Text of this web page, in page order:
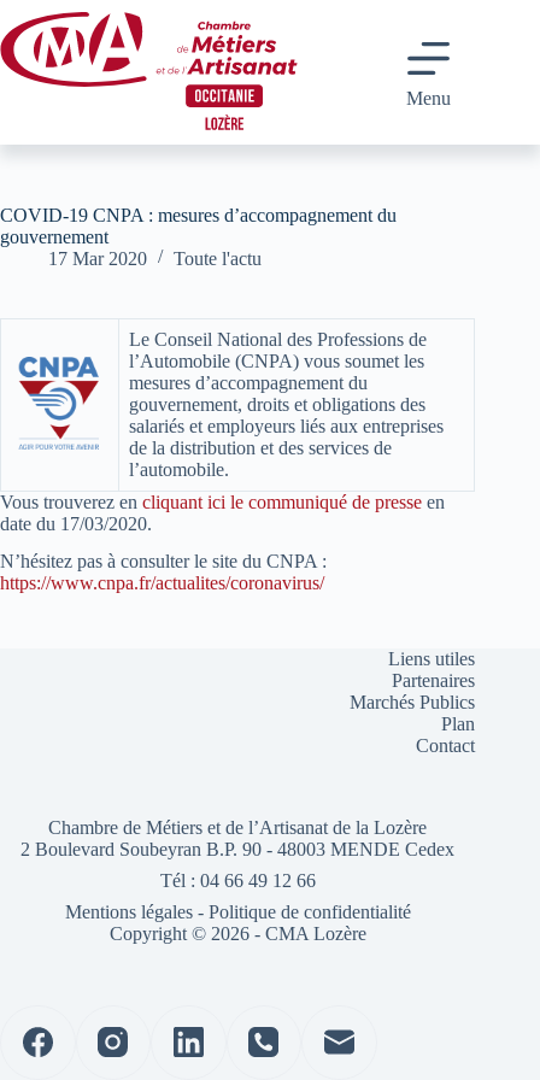
au
contenu
Menu
COVID-19 CNPA : mesures d’accompagnement du
gouvernement
17 Mar 2020
Toute l'actu
Le Conseil National des Professions de
l’Automobile (CNPA) vous soumet les
mesures d’accompagnement du
gouvernement, droits et obligations des
salariés et employeurs liés aux entreprises
de la distribution et des services de
l’automobile.
Vous trouverez en cliquant ici le communiqué de presse en
date du 17/03/2020.
N’hésitez pas à consulter le site du CNPA :
https://www.cnpa.fr/actualites/coronavirus/
Liens utiles
Partenaires
Marchés Publics
Plan
Contact
Chambre de Métiers et de l’Artisanat de la Lozère
2 Boulevard Soubeyran B.P. 90 - 48003 MENDE Cedex
Tél : 04 66 49 12 66
Mentions légales- Politique de confidentialité
Copyright © 2026 - CMA Lozère